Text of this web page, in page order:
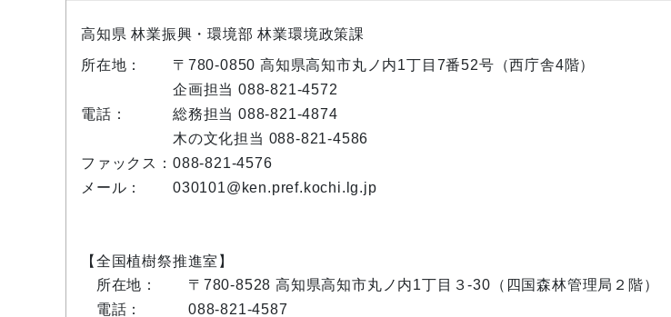
高知県 林業振興・環境部 林業環境政策課
所在地：
〒780-0850 高知県高知市丸ノ内1丁目7番52号（西庁舎4階）
電話：
企画担当 088-821-4572
総務担当 088-821-4874
木の文化担当 088-821-4586
ファックス： 088-821-4576
メール：
030101@ken.pref.kochi.lg.jp
【全国植樹祭推進室】
所在地：
〒780-8528 高知県高知市丸ノ内1丁目３-30（四国森林管理局２階）
電話：
088-821-4587